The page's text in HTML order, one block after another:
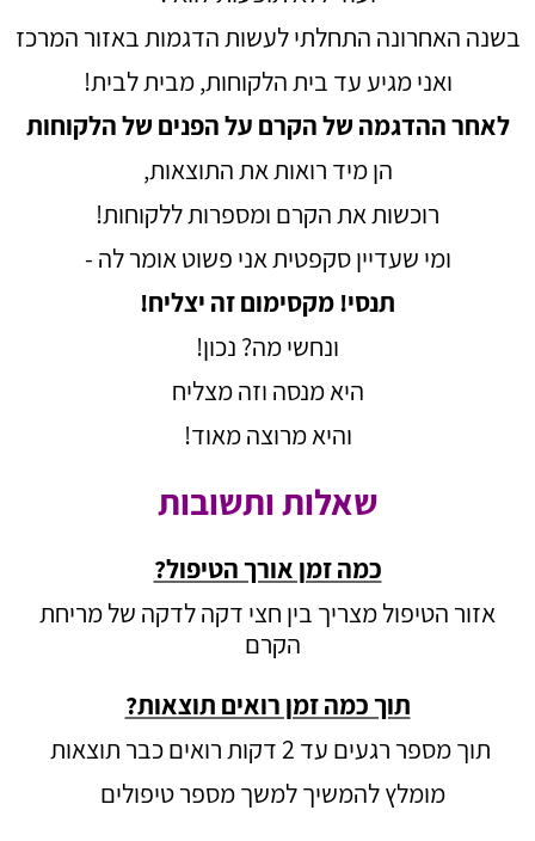
בשנה האחרונה התחלתי לעשות הדגמות באזור המרכז
ואני מגיע עד בית הלקוחות, מבית לבית!
לאחר ההדגמה של הקרם על הפנים של הלקוחות
הן מיד רואות את התוצאות,
רוכשות את הקרם ומספרות ללקוחות!
ומי שעדיין סקפטית אני פשוט אומר לה -
תנסי! מקסימום זה יצליח!
ונחשי מה? נכון!
היא מנסה וזה מצליח
והיא מרוצה מאוד!
שאלות ותשובות
כמה זמן אורך הטיפול?
אזור הטיפול מצריך בין חצי דקה לדקה של מריחת
הקרם
תוך כמה זמן רואים תוצאות?
תוך מספר רגעים עד 2 דקות רואים כבר תוצאות
מומלץ להמשיך למשך מספר טיפולים